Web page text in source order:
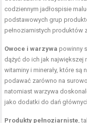
codziennym jadłospisie
podstawowych grup
pełnoziarnistych produktów
Owoce i warzywa powinny
dążyć do ich jak
witaminy i minerały, które
podawać zarówno na
natomiast warzywa
jako dodatki do dań
Produkty pełnoziarniste,